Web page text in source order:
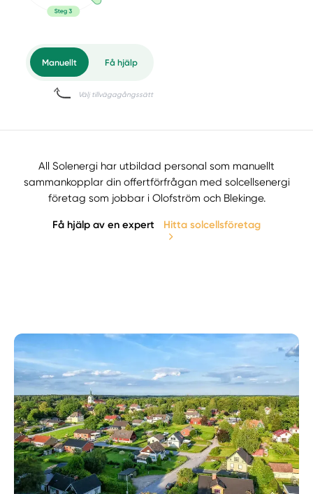
Manuellt Få hjälp
Välj tillvägagångssätt
All Solenergi har utbildad personal som manuellt
sammankopplar din offertförfrågan med solcellsenergi
företag som jobbar i Olofström och Blekinge.
Få hjälp av en expert Hitta solcellsföretag